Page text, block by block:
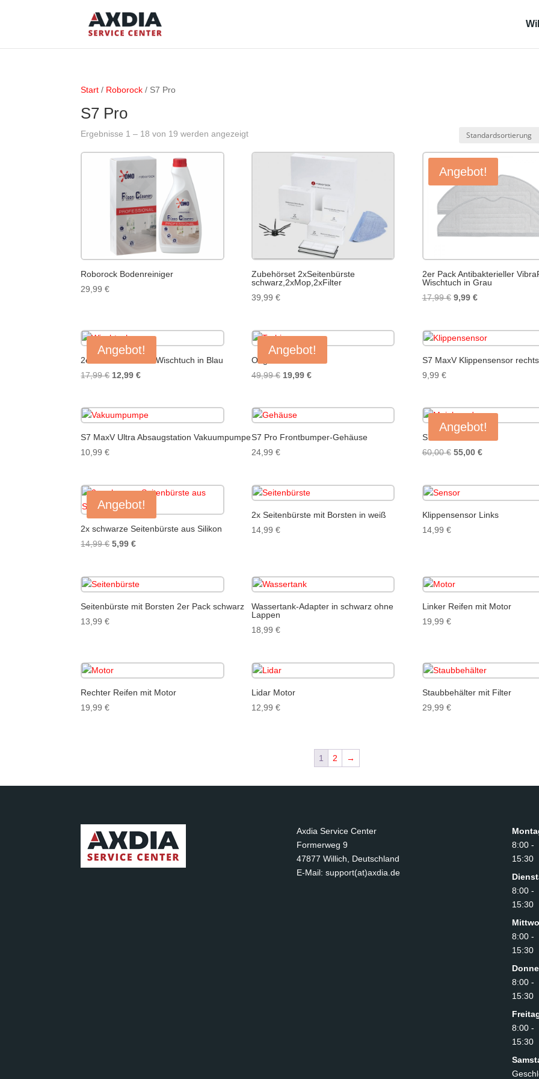
Start / Roborock / S7 Pro
S7 Pro
Ergebnisse 1 – 18 von 19 werden angezeigt
Roborock Bodenreiniger
29,99€
Zubehörset 2xSeitenbürste
schwarz,2xMop,2xFilter
39,99 €
Angebot!
2er Pack Antibakterieller
Wischtuch in Grau
17,99€ Ursprünglicher
17,99 €
9,99 €Aktueller
9,99 €.
Angebot!
2er Pack VibraRise Wischtuch in Blau
17,99€ Ursprünglicher
17,99 €
12,99€Aktueller
12,99 €.
Angebot!
Original Turbine
49,99€ Ursprünglicher
49,99 €
19,99 €Aktueller
S7 MaxV Klippensensor rechts
9,99 €
S7 MaxV Ultra Absaugstation Vakuumpumpe
10,99€
S7 Pro Frontbumper-Gehäuse
24,99 €
Angebot!
S7 Pro Mainboard
60,00€ Ursprünglicher
60,00 €
55,00 €Aktueller
Angebot!
2x schwarze Seitenbürste aus Silikon
14,99€ Ursprünglicher
14,99 €
5,99€Aktueller
5,99 €.
2x Seitenbürste mit Borsten in weiß
14,99 €
Klippensensor Links
14,99 €
Seitenbürste mit Borsten 2er Pack schwarz
13,99€
Wassertank-Adapter in schwarz ohne
Lappen
18,99 €
Linker Reifen mit Motor
19,99 €
Rechter Reifen mit Motor
19,99€
Lidar Motor
12,99 €
Staubbehälter mit Filter
29,99 €
1 2 →
Axdia Service Center
Formerweg 9
47877 Willich, Deutschland
E-Mail: support(at)axdia.de
8:00 -
15:30
8:00 -
15:30
8:00 -
15:30
8:00 -
15:30
8:00 -
15:30